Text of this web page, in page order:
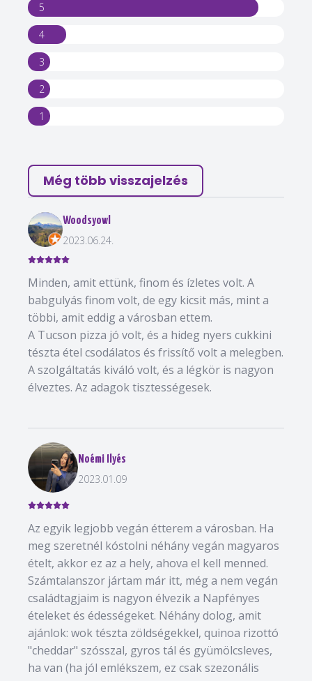
5
4
3
2
1
Még több visszajelzés
Woodsyowl
2023.06.24.
Minden, amit ettünk, finom és ízletes volt. A
babgulyás finom volt, de egy kicsit más, mint a
többi, amit eddig a városban ettem.
A Tucson pizza jó volt, és a hideg nyers cukkini
tészta étel csodálatos és frissítő volt a melegben.
A szolgáltatás kiváló volt, és a légkör is nagyon
élveztes. Az adagok tisztességesek.
Noémi Ilyés
2023.01.09
Az egyik legjobb vegán étterem a városban. Ha
meg szeretnél kóstolni néhány vegán magyaros
ételt, akkor ez az a hely, ahova el kell menned.
Számtalanszor jártam már itt, még a nem vegán
családtagjaim is nagyon élvezik a Napfényes
ételeket és édességeket. Néhány dolog, amit
ajánlok: wok tészta zöldségekkel, quinoa rizottó
"cheddar" szósszal, gyros tál és gyümölcsleves,
ha van (ha jól emlékszem, ez csak szezonális